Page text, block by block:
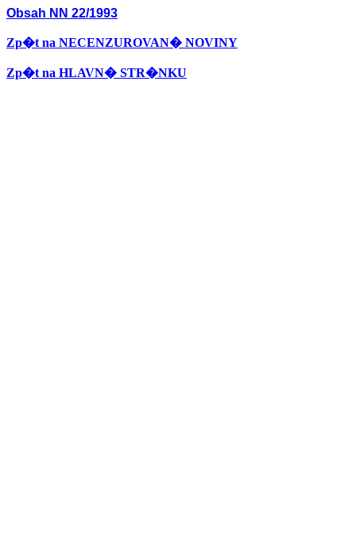
Obsah NN 22/1993
Zp�t na NECENZUROVAN� NOVINY
Zp�t na HLAVN� STR�NKU